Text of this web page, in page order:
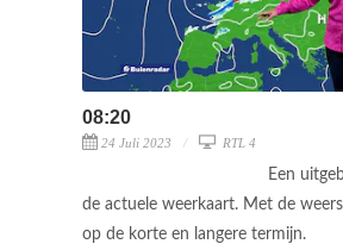
08:20
24 Juli 2023 RTL 4
Een
de actuele weerkaart. Met de
op de korte en langere termijn.